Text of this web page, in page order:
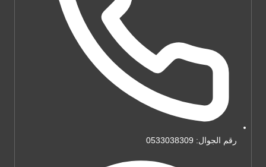
رقم الجوال: 0533038309